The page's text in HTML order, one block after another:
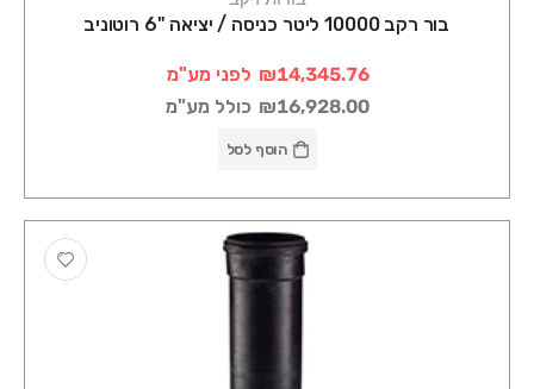
בור רקב 10000 ליטר כניסה / יציאה "6 רוטוניב
₪14,345.76 לפני מע"מ
₪16,928.00 כולל מע"מ
הוסף לסל